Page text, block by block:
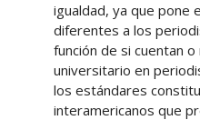
igualdad, ya que pone
diferentes a los
función de si cuentan
universitario en
los estándares
interamericanos que